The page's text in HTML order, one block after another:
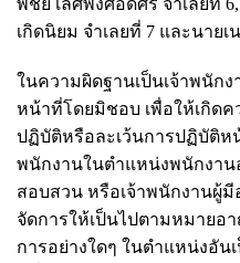
เกิดนิยม จำเลยที่ 7 และนาย
ในความผิดฐานเป็นเจ้าพนัก
หน้าที่โดยมิชอบ เพื่อให้เกิดค
ปฏิบัติหรือละเว้นการปฏิบัติห
พนักงานในตำแหน่งพนักงาน
สอบสวน หรือเจ้าพนักงานผู้
จัดการให้เป็นไปตามหมายอ
การอย่างใดๆ ในตำแหน่งอั